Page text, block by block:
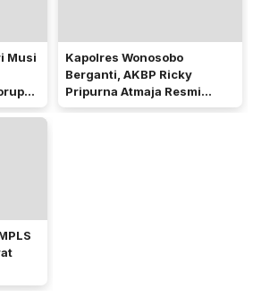
Musi
Kapolres Wonosobo
Berganti, AKBP Ricky
Pripurna Atmaja Resmi
Menjabat